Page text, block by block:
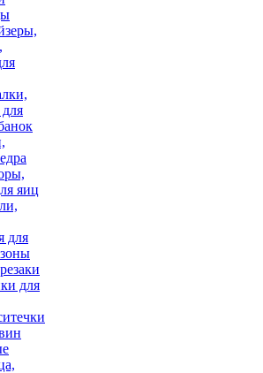
яиц
для
для